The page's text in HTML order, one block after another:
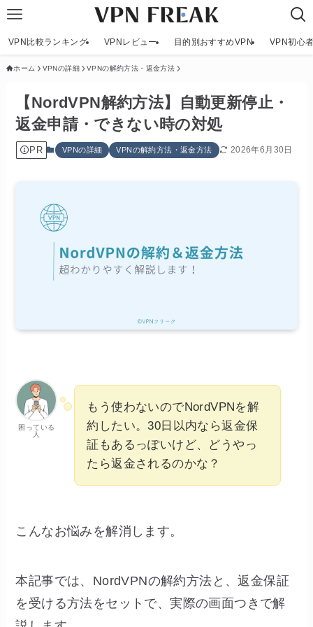
VPN比較ランキング VPNレビュー 目的別おすすめVPN VPN初心
ホーム VPNの詳細 VPNの解約方法・返金方法
【NordVPN解約方法】自動更新停止・
返金申請・できない時の対処
PR VPNの詳細 VPNの解約方法・返金方法 2026年6月30日
困っている
人
もう使わないのでNordVPNを解
約したい。30日以内なら返金保
証もあるっぽいけど、どうやっ
たら返金されるのかな？
こんなお悩みを解消します。
本記事では、NordVPNの解約方法と、返金保証
を受ける方法をセットで、実際の画面つきで解